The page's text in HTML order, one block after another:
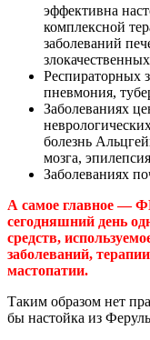
эффективна
комплексной
заболеваний
Респираторных
пневмония,
Заболеваниях
болезнь
мозга,
Заболеваниях
А самое главное
сегодняшний день
средств,
заболеваний,
мастопатии.
Таким образом нет
бы настойка из